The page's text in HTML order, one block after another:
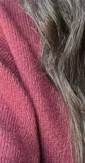
JackDog